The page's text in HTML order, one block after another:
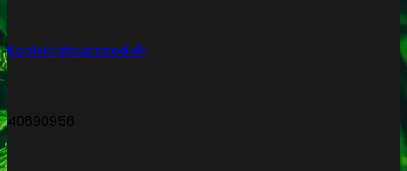
Kontakt@subseed.dk
40690956